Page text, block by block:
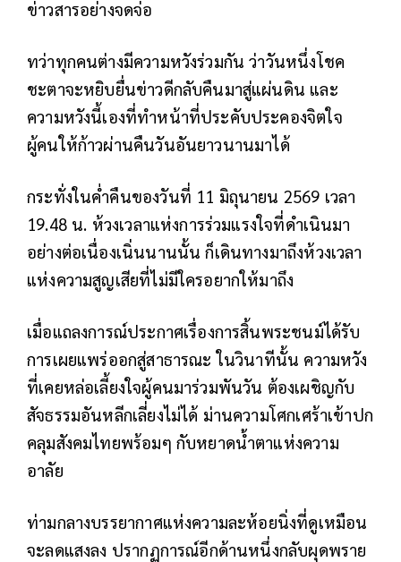
ข่าวสารอย่างจดจ่อ
ทว่าทุกคนต่างมีความหวังร่วมกัน ว่าวันหนึ่งโชค
ชะตาจะหยิบยื่นข่าวดีกลับคืนมาสู่แผ่นดิน และ
ความหวังนี้เองที่ทำหน้าที่ประคับประคองจิตใจ
ผู้คนให้ก้าวผ่านคืนวันอันยาวนานมาได้
กระทั่งในค่ำคืนของวันที่ 11 มิถุนายน 2569 เวลา
19.48 น. ห้วงเวลาแห่งการร่วมแรงใจที่ดำเนินมา
อย่างต่อเนื่องเนิ่นนานนั้น ก็เดินทางมาถึงห้วงเวลา
แห่งความสูญเสียที่ไม่มีใครอยากให้มาถึง
เมื่อแถลงการณ์ประกาศเรื่องการสิ้นพระชนม์ได้รับ
การเผยแพร่ออกสู่สาธารณะ ในวินาทีนั้น ความหวัง
ที่เคยหล่อเลี้ยงใจผู้คนมาร่วมพันวัน ต้องเผชิญกับ
สัจธรรมอันหลีกเลี่ยงไม่ได้ ม่านความโศกเศร้าเข้าปก
คลุมสังคมไทยพร้อมๆ กับหยาดน้ำตาแห่งความ
อาลัย
ท่ามกลางบรรยากาศแห่งความละห้อยนิ่งที่ดูเหมือน
จะลดแสงลง ปรากฏการณ์อีกด้านหนึ่งกลับผุดพราย